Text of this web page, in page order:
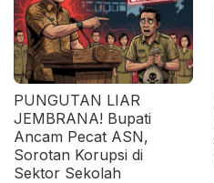
PUNGUTAN LIAR
JEMBRANA! Bupati
Ancam Pecat ASN,
Sorotan Korupsi di
Sektor Sekolah